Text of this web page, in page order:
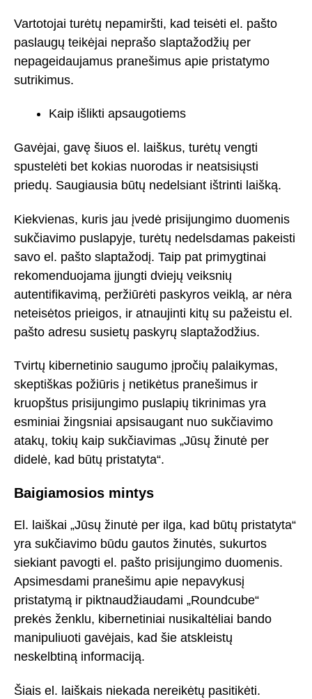
Vartotojai turėtų nepamiršti, kad teisėti el. pašto
paslaugų teikėjai neprašo slaptažodžių per
nepageidaujamus pranešimus apie pristatymo
sutrikimus.
Kaip išlikti apsaugotiems
Gavėjai, gavę šiuos el. laiškus, turėtų vengti
spustelėti bet kokias nuorodas ir neatsisiųsti
priedų. Saugiausia būtų nedelsiant ištrinti laišką.
Kiekvienas, kuris jau įvedė prisijungimo duomenis
sukčiavimo puslapyje, turėtų nedelsdamas pakeisti
savo el. pašto slaptažodį. Taip pat primygtinai
rekomenduojama įjungti dviejų veiksnių
autentifikavimą, peržiūrėti paskyros veiklą, ar nėra
neteisėtos prieigos, ir atnaujinti kitų su pažeistu el.
pašto adresu susietų paskyrų slaptažodžius.
Tvirtų kibernetinio saugumo įpročių palaikymas,
skeptiškas požiūris į netikėtus pranešimus ir
kruopštus prisijungimo puslapių tikrinimas yra
esminiai žingsniai apsisaugant nuo sukčiavimo
atakų, tokių kaip sukčiavimas „Jūsų žinutė per
didelė, kad būtų pristatyta“.
Baigiamosios mintys
El. laiškai „Jūsų žinutė per ilga, kad būtų pristatyta“
yra sukčiavimo būdu gautos žinutės, sukurtos
siekiant pavogti el. pašto prisijungimo duomenis.
Apsimesdami pranešimu apie nepavykusį
pristatymą ir piktnaudžiaudami „Roundcube“
prekės ženklu, kibernetiniai nusikaltėliai bando
manipuliuoti gavėjais, kad šie atskleistų
neskelbtiną informaciją.
Šiais el. laiškais niekada nereikėtų pasitikėti.